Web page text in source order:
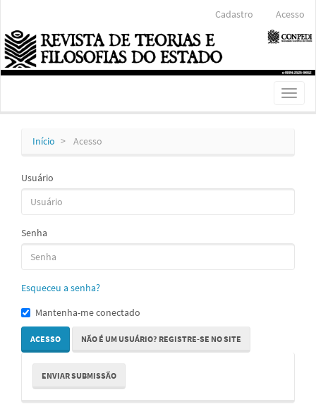
Conteúdo
principal
Barra
Lateral
Cadastro Acesso
Toggle
Início Acesso
Usuário
Senha
Esqueceu a senha?
Mantenha-me conectado
ACESSO NÃO É UM USUÁRIO? REGISTRE-SE NO SITE
Enviar
Submissão
ENVIAR SUBMISSÃO